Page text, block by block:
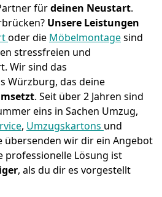
fürdeinen Neustart.
Unsere Leistungen
oder die Möbelmontagesind
stressfreien und
Wir sind das
Würzburg, das deine
. Seit über 2 Jahren sind
eins in Sachen Umzug,
, Umzugskartons und
übersenden wir dir ein Angebot
professionelle Lösung ist
, als du dir es vorgestellt